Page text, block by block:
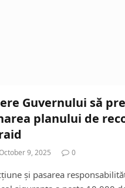
Guvernului să
planului de
9, 2025 0
și pasarea